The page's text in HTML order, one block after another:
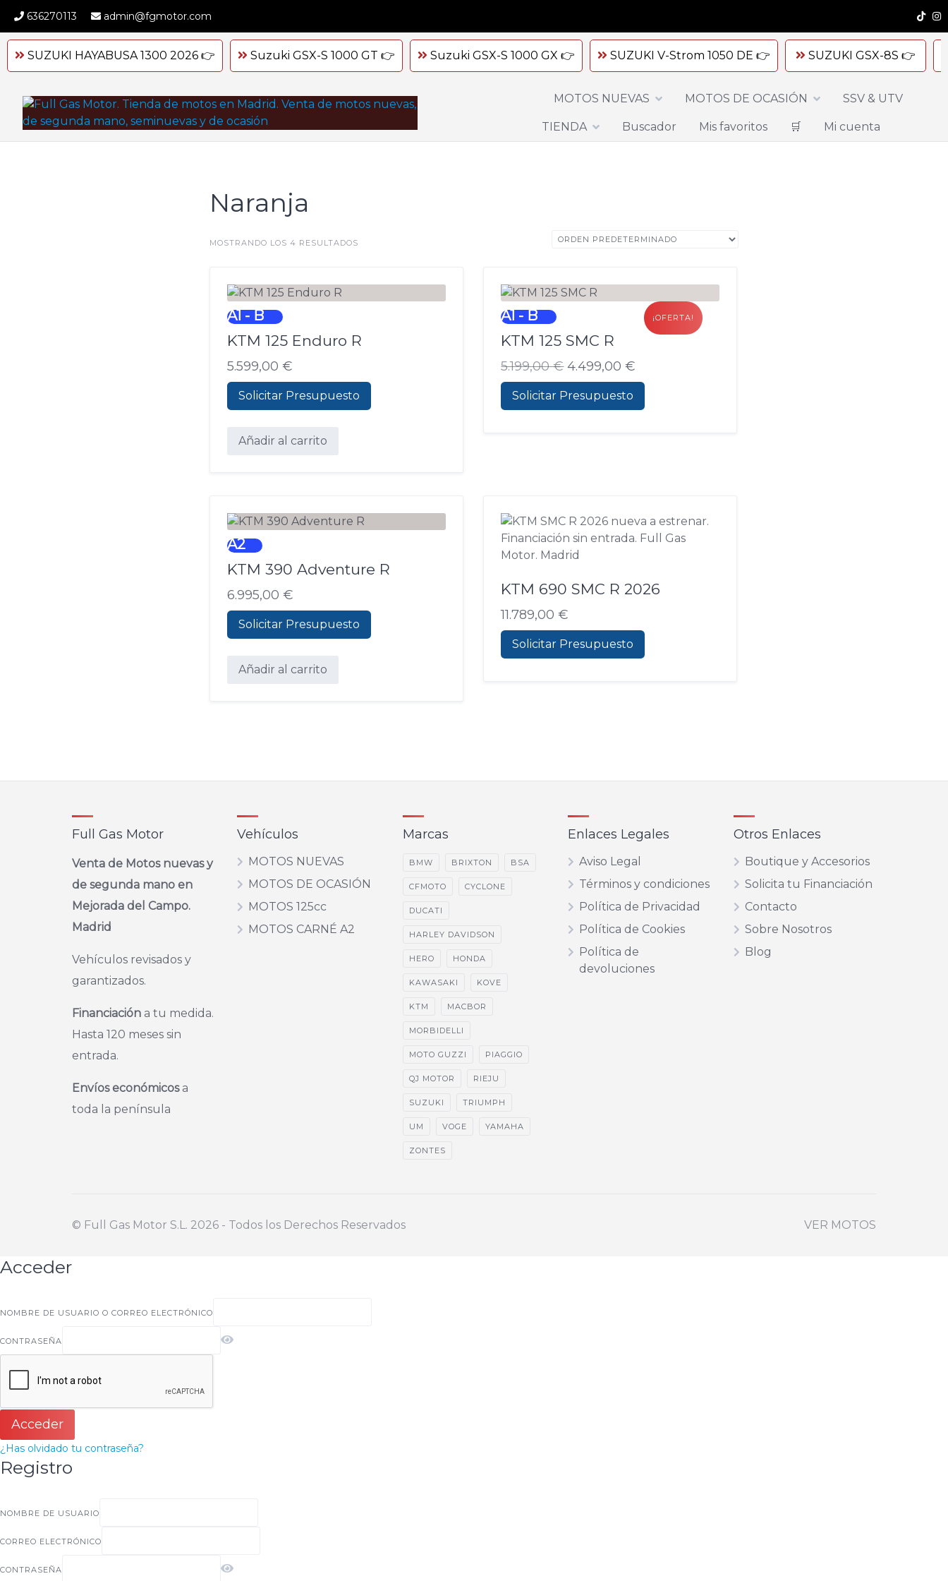
636270113 admin@fgmotor.com
SUZUKI HAYABUSA 1300 2026 👉 Suzuki GSX-S 1000 GT 👉 Suzuki GSX-S 1000 GX 👉 SUZUKI V-Strom 1050 DE 👉 SUZUKI GSX-8S 👉
Skip
content
MOTOS NUEVAS MOTOS DE OCASIÓN SSV & UTV
TIENDA Buscador Mis favoritos 🛒 Mi cuenta
Naranja
MOSTRANDO LOS 4 RESULTADOS
A1 - B
KTM 125 Enduro R
5.599,00 €
Solicitar Presupuesto
Añadir al carrito
¡OFERTA!
A1 - B
KTM 125 SMC R
5.199,00€
El
precio
4.499,00 €
El
precio
Solicitar Presupuesto
A2
KTM 390 Adventure R
6.995,00 €
Solicitar Presupuesto
Añadir al carrito
KTM 690 SMC R 2026
11.789,00 €
Solicitar Presupuesto
Full Gas Motor
Venta de Motos nuevas y
de segunda mano en
Mejorada del Campo.
Madrid
Vehículos revisados y
garantizados.
Financiación a tu medida.
Hasta 120 meses sin
entrada.
Envíos económicosa
toda la península
Vehículos
MOTOS NUEVAS
MOTOS DE OCASIÓN
MOTOS 125cc
MOTOS CARNÉ A2
Marcas
BMW BRIXTON BSA
CFMOTO CYCLONE
DUCATI
HARLEY DAVIDSON
HERO HONDA
KAWASAKI KOVE
KTM MACBOR
MORBIDELLI
MOTO GUZZI PIAGGIO
QJ MOTOR RIEJU
SUZUKI TRIUMPH
UM VOGE YAMAHA
ZONTES
Enlaces Legales
Aviso Legal
Términos y condiciones
Política de Privacidad
Política de Cookies
Política de
devoluciones
Otros Enlaces
Boutique y Accesorios
Solicita tu Financiación
Contacto
Sobre Nosotros
Blog
©️ Full Gas Motor S.L. 2026 - Todos los Derechos Reservados VER MOTOS
Acceder
NOMBRE DE USUARIO O CORREO ELECTRÓNICO
CONTRASEÑA
Acceder
¿Has olvidado tu contraseña?
Registro
NOMBRE DE USUARIO
CORREO ELECTRÓNICO
CONTRASEÑA